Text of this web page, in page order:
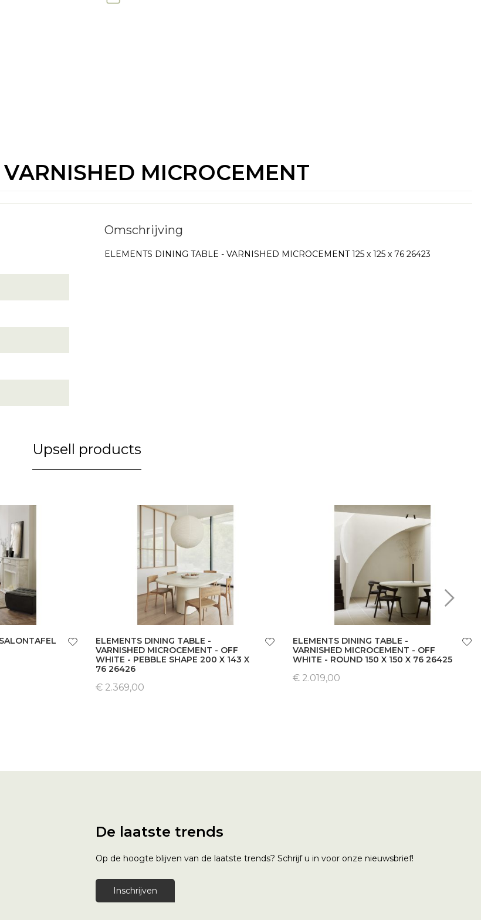
MICROCEMENT
ELEMENTS DINING TABLE - VARNISHED MICROCEMENT 125 x 125 x 76 26423
Upsell products
ELEMENTS DINING TABLE -
VARNISHED MICROCEMENT - OFF
WHITE - PEBBLE SHAPE 200 X 143 X
76 26426
€ 2.369,00
ELEMENTS DINING TABLE -
VARNISHED MICROCEMENT - OFF
WHITE - ROUND 150 X 150 X 76 26425
€ 2.019,00
De laatste trends
Op de hoogte blijven van de laatste trends? Schrijf u in voor onze nieuwsbrief!
Inschrijven